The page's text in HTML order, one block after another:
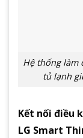
Hệ thống làm
tủ lạnh
Kết nối điều
LG Smart